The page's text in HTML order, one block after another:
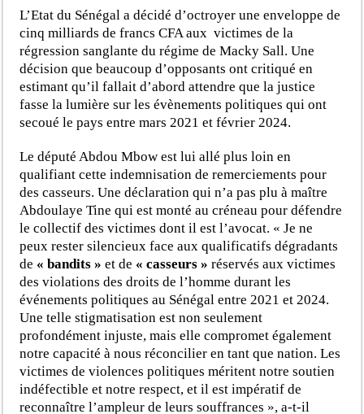
L’Etat du Sénégal a décidé d’octroyer une enveloppe de
cinq milliards de francs CFA aux victimes de la
régression sanglante du régime de Macky Sall. Une
décision que beaucoup d’opposants ont critiqué en
estimant qu’il fallait d’abord attendre que la justice
fasse la lumière sur les évènements politiques qui ont
secoué le pays entre mars 2021 et février 2024.
Le député Abdou Mbow est lui allé plus loin en
qualifiant cette indemnisation de remerciements pour
des casseurs. Une déclaration qui n’a pas plu à maître
Abdoulaye Tine qui est monté au créneau pour défendre
le collectif des victimes dont il est l’avocat. « Je ne
peux rester silencieux face aux qualificatifs dégradants
de « bandits » et de « casseurs » réservés aux victimes
des violations des droits de l’homme durant les
événements politiques au Sénégal entre 2021 et 2024.
Une telle stigmatisation est non seulement
profondément injuste, mais elle compromet également
notre capacité à nous réconcilier en tant que nation. Les
victimes de violences politiques méritent notre soutien
indéfectible et notre respect, et il est impératif de
reconnaître l’ampleur de leurs souffrances », a-t-il